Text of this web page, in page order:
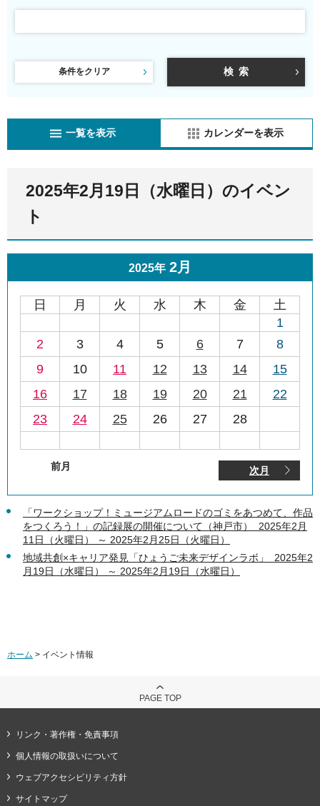
条件をクリア
一覧を表示 カレンダーを表示
2025年2月19日（水曜日）のイベン
ト
2025年 2月
日 月 火 水 木 金
土
1
2
3 4 5 6 7
8
9
10 11 12 13 14
15
16
17 18 19 20 21
22
23
24 25 26 27 28
前月 次月
「ワークショップ！ミュージアムロードのゴミをあつめて、作品
をつくろう！」の記録展の開催について（神戸市） 2025年2月
11日（火曜日） ～ 2025年2月25日（火曜日）
地域共創×キャリア発見「ひょうご未来デザインラボ」 2025年2
月19日（水曜日） ～ 2025年2月19日（水曜日）
ホーム > イベント情報
PAGE TOP
リンク・著作権・免責事項
個人情報の取扱いについて
ウェブアクセシビリティ方針
サイトマップ